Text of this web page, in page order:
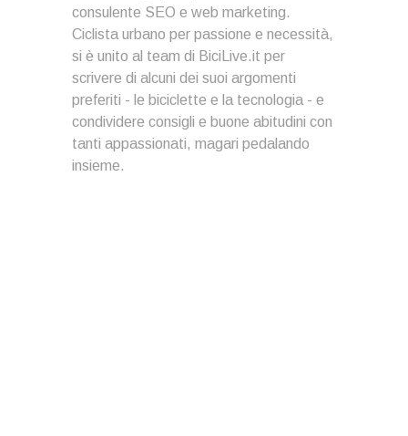
consulente SEO e web marketing.
Ciclista urbano per passione e necessità,
si è unito al team di BiciLive.it per
scrivere di alcuni dei suoi argomenti
preferiti - le biciclette e la tecnologia - e
condividere consigli e buone abitudini con
tanti appassionati, magari pedalando
insieme.